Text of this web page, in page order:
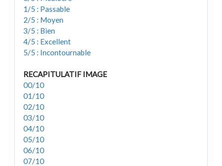
1/5 : Passable
2/5 : Moyen
3/5 : Bien
4/5 : Excellent
5/5 : Incontournable
RECAPITULATIF IMAGE
00/10
01/10
02/10
03/10
04/10
05/10
06/10
07/10